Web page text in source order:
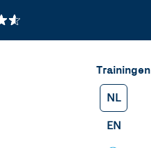
Trainingen
NL
EN